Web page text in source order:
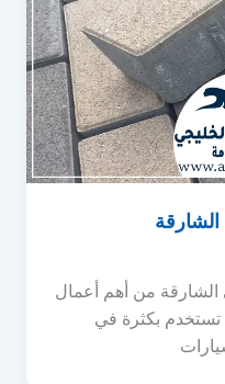
الشارقة من أهم أعمال
تستخدم بكثرة في